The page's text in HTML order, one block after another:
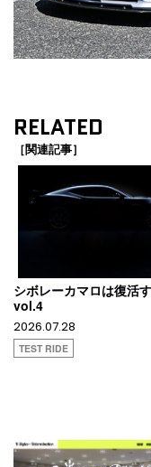
RELATED
［関連記事］
シボレーカマロは復活
vol.4
2026.07.28
TEST RIDE